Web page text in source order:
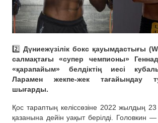
2️⃣ Дүниежүзілік бокс қауымдастығы
салмақтағы «супер чемпионы»
«қарапайым» белдіктің иесі
Ларамен жекпе-жек тағайындау
шығарды.
Қос тараптың келіссөзіне 2022 жылдың 23
қазанына дейін уақыт берілді. Головкин